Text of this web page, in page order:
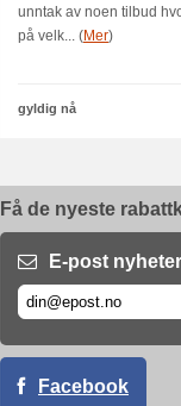
unntak av noen tilbud
på velk... (Mer)
gyldig nå
Få de nyeste
E-post nyheter
Facebook